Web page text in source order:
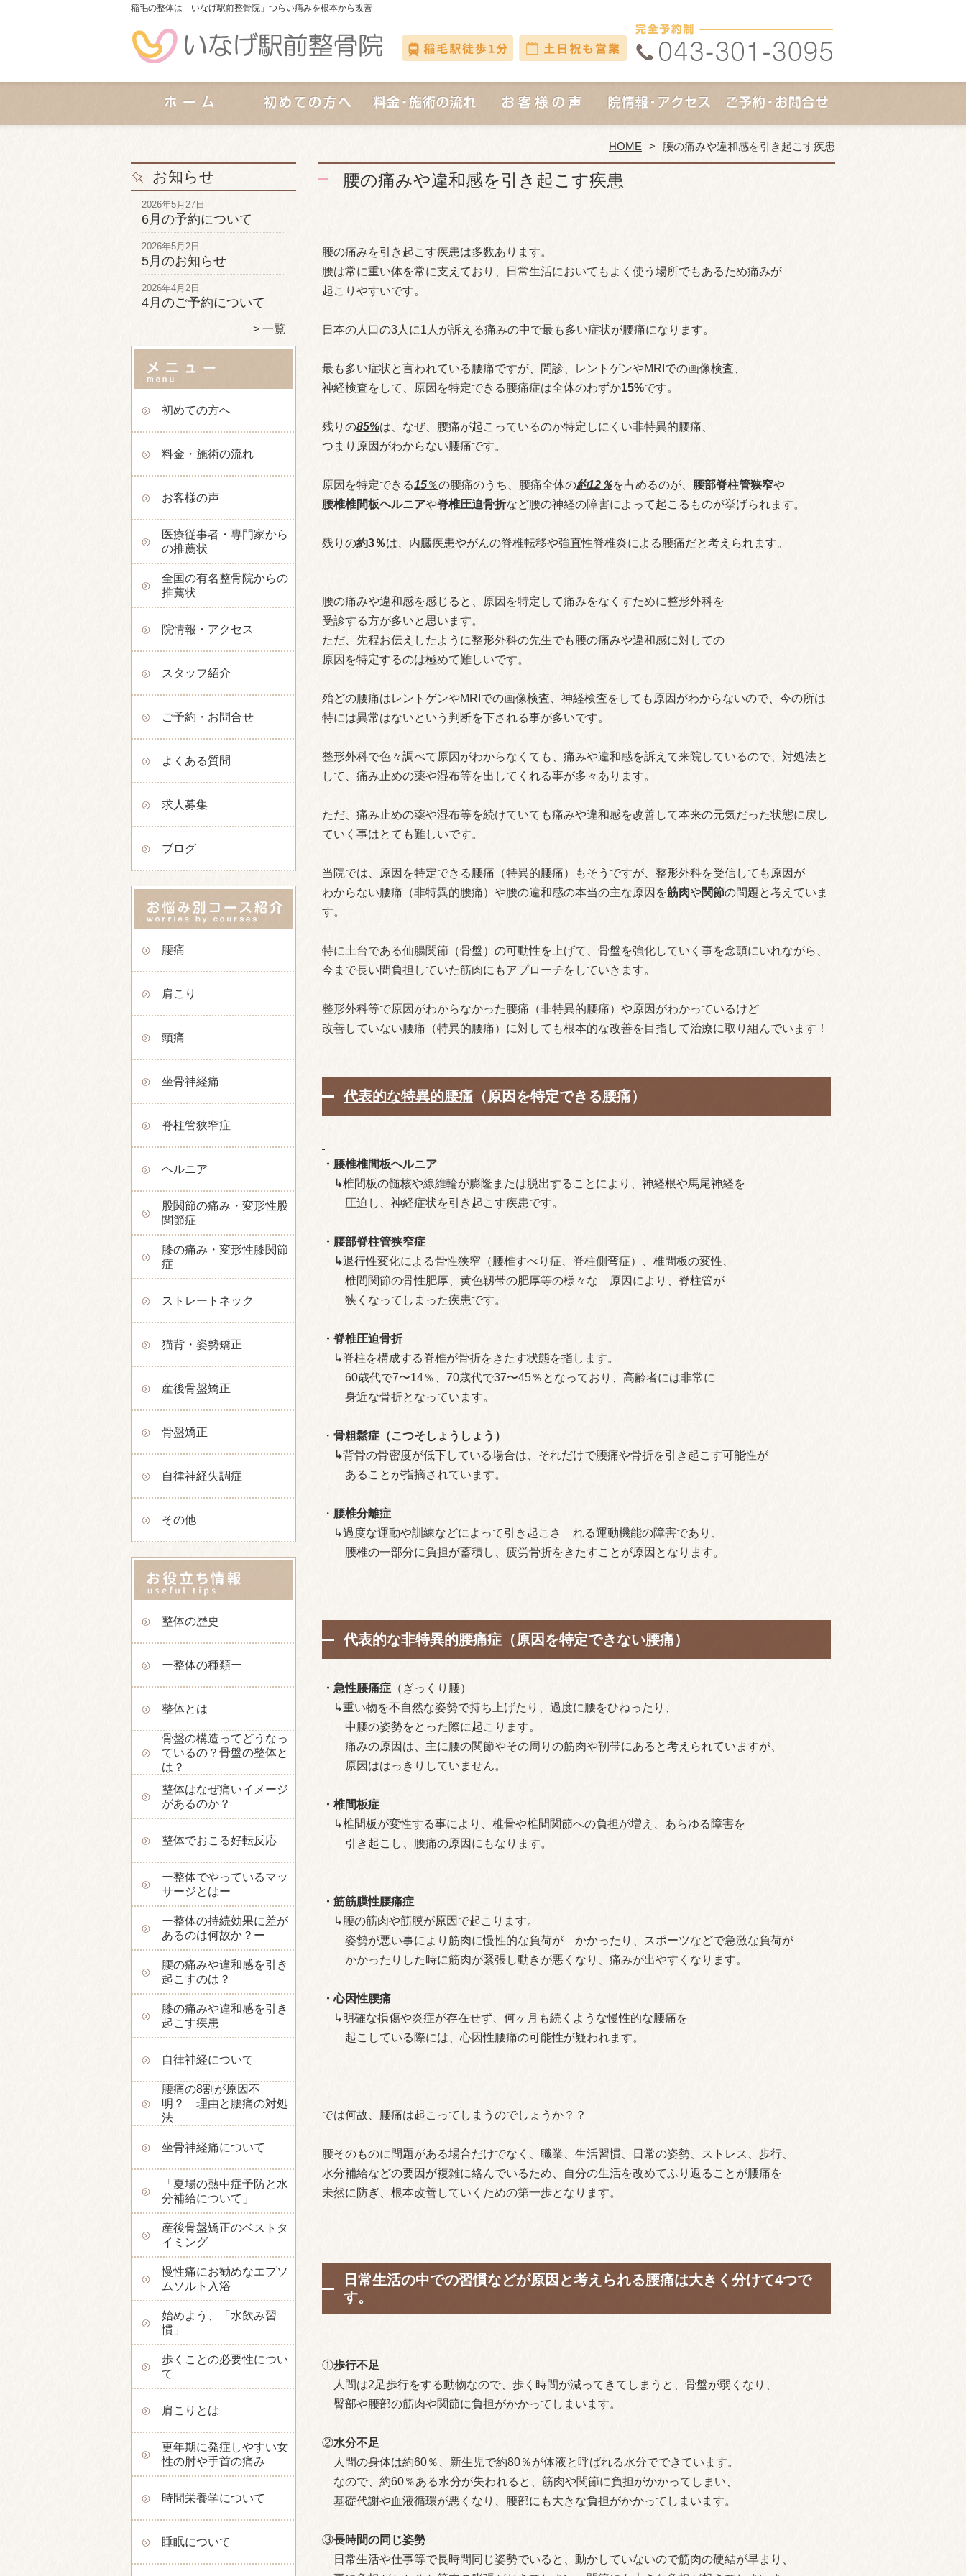
稲毛の整体は「いなげ駅前整骨院」つらい痛みを根本から改善
HOME 腰の痛みや違和感を引き起こす疾患
お知らせ
2026年5月27日
6月の予約について
2026年5月2日
5月のお知らせ
2026年4月2日
4月のご予約について
一覧
初めての方へ
料金・施術の流れ
お客様の声
医療従事者・専門家から
の推薦状
全国の有名整骨院からの
推薦状
院情報・アクセス
スタッフ紹介
ご予約・お問合せ
よくある質問
求人募集
ブログ
腰痛
肩こり
頭痛
坐骨神経痛
脊柱管狭窄症
ヘルニア
股関節の痛み・変形性股
関節症
膝の痛み・変形性膝関節
症
ストレートネック
猫背・姿勢矯正
産後骨盤矯正
骨盤矯正
自律神経失調症
その他
整体の歴史
ー整体の種類ー
整体とは
骨盤の構造ってどうなっ
ているの？骨盤の整体と
は？
整体はなぜ痛いイメージ
があるのか？
整体でおこる好転反応
ー整体でやっているマッ
サージとはー
ー整体の持続効果に差が
あるのは何故か？ー
腰の痛みや違和感を引き
起こすのは？
膝の痛みや違和感を引き
起こす疾患
自律神経について
腰痛の8割が原因不
明？ 理由と腰痛の対処
法
坐骨神経痛について
「夏場の熱中症予防と水
分補給について」
産後骨盤矯正のベストタ
イミング
慢性痛にお勧めなエプソ
ムソルト入浴
始めよう、「水飲み習
慣」
歩くことの必要性につい
て
肩こりとは
更年期に発症しやすい女
性の肘や手首の痛み
時間栄養学について
睡眠について
腰の痛みや違和感を引き起こす疾患
腰の痛みを引き起こす疾患は多数あります。
腰は常に重い体を常に支えており、日常生活においてもよく使う場所でもあるため痛みが
起こりやすいです。
日本の人口の3人に1人が訴える痛みの中で最も多い症状が腰痛になります。
最も多い症状と言われている腰痛ですが、問診、レントゲンやMRIでの画像検査、
神経検査をして、原因を特定できる腰痛症は全体のわずか15%です。
残りの85%は、なぜ、腰痛が起こっているのか特定しにくい非特異的腰痛、
つまり原因がわからない腰痛です。
原因を特定できる15％の腰痛のうち、腰痛全体の約12％を占めるのが、 腰部脊柱管狭窄や
腰椎椎間板ヘルニアや脊椎圧迫骨折など腰の神経の障害によって起こるものが挙げられます。
残りの約3％は、内臓疾患やがんの脊椎転移や強直性脊椎炎による腰痛だと考えられます。
腰の痛みや違和感を感じると、原因を特定して痛みをなくすために整形外科を
受診する方が多いと思います。
ただ、先程お伝えしたように整形外科の先生でも腰の痛みや違和感に対しての
原因を特定するのは極めて難しいです。
殆どの腰痛はレントゲンやMRIでの画像検査、神経検査をしても原因がわからないので、今の所は
特には異常はないという判断を下される事が多いです。
整形外科で色々調べて原因がわからなくても、痛みや違和感を訴えて来院しているので、対処法と
して、痛み止めの薬や湿布等を出してくれる事が多々あります。
ただ、痛み止めの薬や湿布等を続けていても痛みや違和感を改善して本来の元気だった状態に戻し
ていく事はとても難しいです。
当院では、原因を特定できる腰痛（特異的腰痛）もそうですが、整形外科を受信しても原因が
わからない腰痛（非特異的腰痛）や腰の違和感の本当の主な原因を筋肉や関節の問題と考えていま
す。
特に土台である仙腸関節（骨盤）の可動性を上げて、骨盤を強化していく事を念頭にいれながら、
今まで長い間負担していた筋肉にもアプローチをしていきます。
整形外科等で原因がわからなかった腰痛（非特異的腰痛）や原因がわかっているけど
改善していない腰痛（特異的腰痛）に対しても根本的な改善を目指して治療に取り組んでいます！
代表的な特異的腰痛 （原因を特定できる腰痛）
・腰椎椎間板ヘルニア
↳椎間板の髄核や線維輪が膨隆または脱出することにより、神経根や馬尾神経を
圧迫し、神経症状を引き起こす疾患です。
・腰部脊柱管狭窄症
↳退行性変化による骨性狭窄（腰椎すべり症、脊柱側弯症）、椎間板の変性、
椎間関節の骨性肥厚、黄色靱帯の肥厚等の様々な 原因により、脊柱管が
狭くなってしまった疾患です。
・脊椎圧迫骨折
↳脊柱を構成する脊椎が骨折をきたす状態を指します。
60歳代で7〜14％、70歳代で37〜45％となっており、高齢者には非常に
身近な骨折となっています。
・ 骨粗鬆症（こつそしょうしょう）
↳背骨の骨密度が低下している場合は、それだけで腰痛や骨折を引き起こす可能性が
あることが指摘されています。
・ 腰椎分離症
↳過度な運動や訓練などによって引き起こさ れる運動機能の障害であり、
腰椎の一部分に負担が蓄積し、疲労骨折をきたすことが原因となります。
代表的な非特異的腰痛症（原因を特定できない腰痛）
・急性腰痛症 （ぎっくり腰）
↳重い物を不自然な姿勢で持ち上げたり、過度に腰をひねったり、
中腰の姿勢をとった際に起こります。
痛みの原因は、主に腰の関節やその周りの筋肉や靭帯にあると考えられていますが、
原因ははっきりしていません。
・椎間板症
↳椎間板が変性する事により、椎骨や椎間関節への負担が増え、あらゆる障害を
引き起こし、腰痛の原因にもなります。
・筋筋膜性腰痛症
↳腰の筋肉や筋膜が原因で起こります。
姿勢が悪い事により筋肉に慢性的な負荷が かかったり、スポーツなどで急激な負荷が
かかったりした時に筋肉が緊張し動きが悪くなり、痛みが出やすくなります。
・心因性腰痛
↳明確な損傷や炎症が存在せず、何ヶ月も続くような慢性的な腰痛を
起こしている際には、心因性腰痛の可能性が疑われます。
では何故、腰痛は起こってしまうのでしょうか？？
腰そのものに問題がある場合だけでなく、職業、生活習慣、日常の姿勢、ストレス、歩行、
水分補給などの要因が複雑に絡んでいるため、自分の生活を改めてふり返ることが腰痛を
未然に防ぎ、根本改善していくための第一歩となります。
日常生活の中での習慣などが原因と考えられる腰痛は大きく分けて4つで
す。
①歩行不足
人間は2足歩行をする動物なので、歩く時間が減ってきてしまうと、骨盤が弱くなり、
臀部や腰部の筋肉や関節に負担がかかってしまいます。
②水分不足
人間の身体は約60％、新生児で約80％が体液と呼ばれる水分でできています。
なので、約60％ある水分が失われると、筋肉や関節に負担がかかってしまい、
基礎代謝や血液循環が悪くなり、腰部にも大きな負担がかかってしまいます。
③長時間の同じ姿勢
日常生活や仕事等で長時間同じ姿勢でいると、動かしていないので筋肉の硬結が早まり、